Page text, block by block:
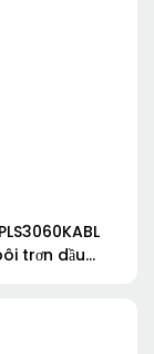
trơn dầu